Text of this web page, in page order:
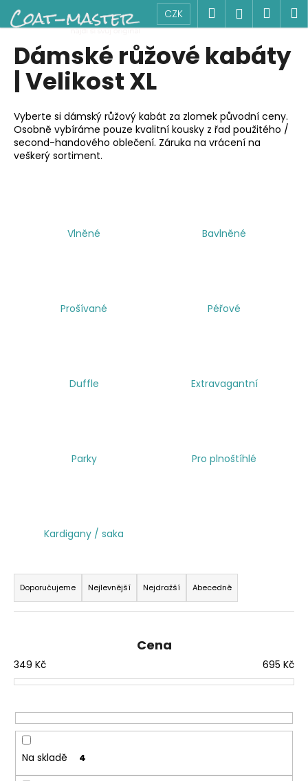
Přejít
na
obsah
CZK Hledat
Dámské růžové kabáty
| Velikost XL
Vyberte si dámský růžový kabát za zlomek původní ceny.
Osobně vybíráme pouze kvalitní kousky z řad použitého /
second-handového oblečení. Záruka na vrácení na
veškerý sortiment.
Vlněné Bavlněné
Prošívané Péřové
Duffle Extravagantní
Parky Pro plnoštíhlé
Kardigany / saka
Ř
a
z
í
p
o
d
u
k
Doporučujeme Nejlevnější Nejdražší Abecedně
Cena
349 Kč 695 Kč
Na skladě 4
o
C
o
p
o
t
ř